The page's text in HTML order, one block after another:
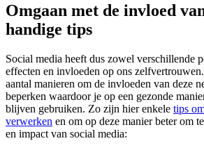
Omgaan met de invloed
handige tips
Social media heeft dus zowel verschillende
effecten en invloeden op ons
aantal manieren om de invloeden van deze
beperken waardoor je op een gezonde
blijven gebruiken. Zo zijn hier enkele tips
verwerken en om op deze manier beter om
en impact van social media: